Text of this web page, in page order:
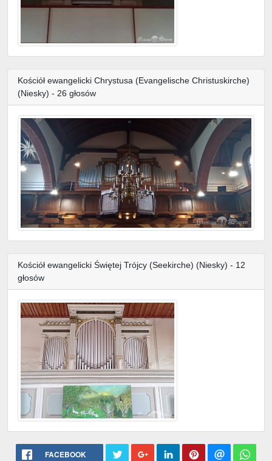
Kościół ewangelicki Chrystusa (Evangelische Christuskirche)
(Niesky) - 26 głosów
Kościół ewangelicki Świętej Trójcy (Seekirche) (Niesky) - 12
głosów
FACEBOOK